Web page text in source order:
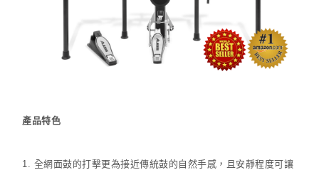
產品特色
1. 全網面鼓的打擊更為接近傳統鼓的自然手感，且安靜程度可讓